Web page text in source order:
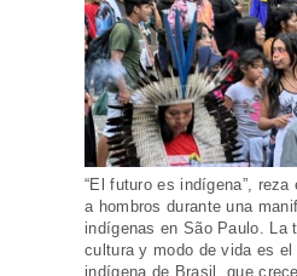
“El futuro es indígena”,
a hombros durante una
indígenas en São Paulo. La
cultura y modo de vida es
indígena de Brasil, que